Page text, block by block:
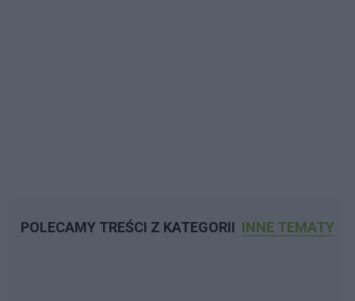
POLECAMY TREŚCI Z KATEGORII INNE TEMATY